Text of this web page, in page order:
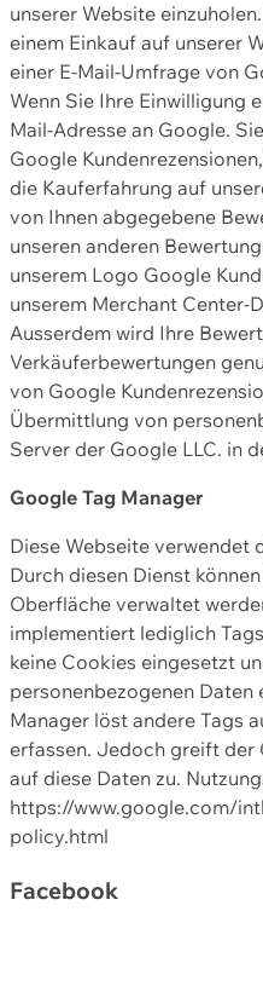
unserer Website
einem Einkauf auf unserer
einer E-Mail-Umfrage von
Wenn Sie Ihre Einwilligung
Mail-Adresse an Google.
Google
die Kauferfahrung auf
von Ihnen abgegebene
unseren anderen
unserem Logo Google
unserem Merchant Center-
Ausserdem wird Ihre
Verkäuferbewertungen
von Google
Übermittlung von
Server der Google LLC. in
Google Tag Manager
Diese Webseite verwendet
Durch diesen Dienst
Oberfläche verwaltet
implementiert lediglich
keine Cookies eingesetzt
personenbezogenen
Manager löst andere Tags
erfassen. Jedoch greift der
auf diese Daten zu.
https://www.google.com/
policy.html
Facebook